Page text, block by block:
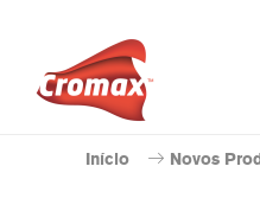
Início Novos